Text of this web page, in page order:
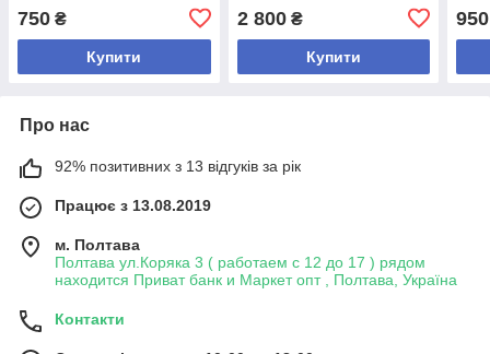
750 ₴
Купити
2 800₴
Купити
мл
950
Про нас
92% позитивних з 13 відгуків за рік
Працює з 13.08.2019
м. Полтава
Полтава ул.Коряка 3 ( работаем с 12 до 17 ) рядом
находится Приват банк и Маркет опт , Полтава, Україна
Контакти